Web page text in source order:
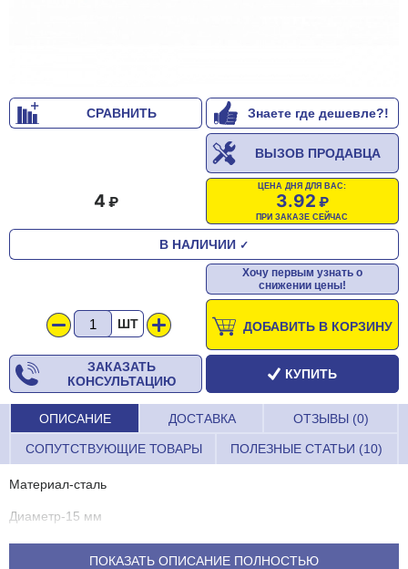
СРАВНИТЬ Знаете где дешевле?!
ВЫЗОВ ПРОДАВЦА
ЦЕНА ДНЯ ДЛЯ ВАС:
3.92
ПРИ ЗАКАЗЕ СЕЙЧАС
4
В НАЛИЧИИ ✓
Хочу первым узнать о
снижении цены!
ШТ ДОБАВИТЬ В КОРЗИНУ
ЗАКАЗАТЬ
КОНСУЛЬТАЦИЮ
КУПИТЬ
ОПИСАНИЕ ДОСТАВКА ОТЗЫВЫ (0)
СОПУТСТВУЮЩИЕ ТОВАРЫ ПОЛЕЗНЫЕ СТАТЬИ (10)
Материал-сталь
Диаметр-15 мм
Сгон стальной 15 мм
ПОКАЗАТЬ ОПИСАНИЕ ПОЛНОСТЬЮ